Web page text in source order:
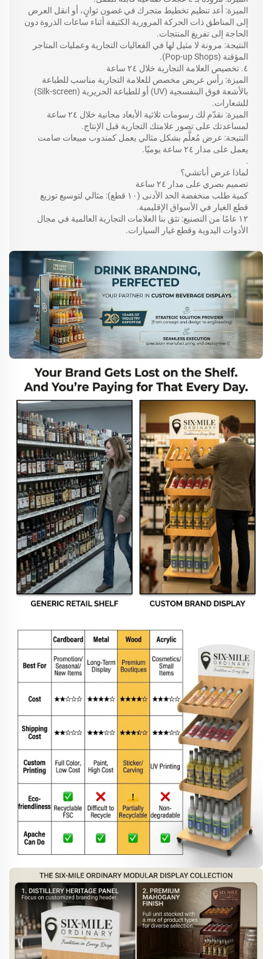
الميزة: أعد تنظيم تخطيط متجرك في غضون ثوانٍ، أو انقل العرض
إلى المناطق ذات الحركة المرورية الكثيفة أثناء ساعات الذروة دون
الحاجة إلى تفريغ المنتجات.
النتيجة: مرونة لا مثيل لها في الفعاليات التجارية وعمليات المتاجر
المؤقتة (Pop-up Shops).
٤. تخصيص العلامة التجارية خلال ٢٤ ساعة
الميزة: رأس عريض مخصص للعلامة التجارية مناسب للطباعة
بالأشعة فوق البنفسجية (UV) أو للطباعة الحريرية (Silk-screen)
للشعارات.
الميزة: نقدّم لك رسومات ثلاثية الأبعاد مجانية خلال ٢٤ ساعة
لمساعدتك على تصور علامتك التجارية قبل الإنتاج.
النتيجة: عرض مُعلَّم بشكل مثالي يعمل كمندوب مبيعات صامت
يعمل على مدار ٢٤ ساعة يوميًا.
.
لماذا عرض أباتشي؟
تصميم بصري على مدار ٢٤ ساعة
كمية طلب منخفضة الحد الأدنى (١٠ قطع): مثالي لتوسيع توزيع
قطع الغيار في الأسواق الإقليمية.
١٢ عامًا من التصنيع: تثق بنا العلامات التجارية العالمية في مجال
الأدوات اليدوية وقطع غيار السيارات.